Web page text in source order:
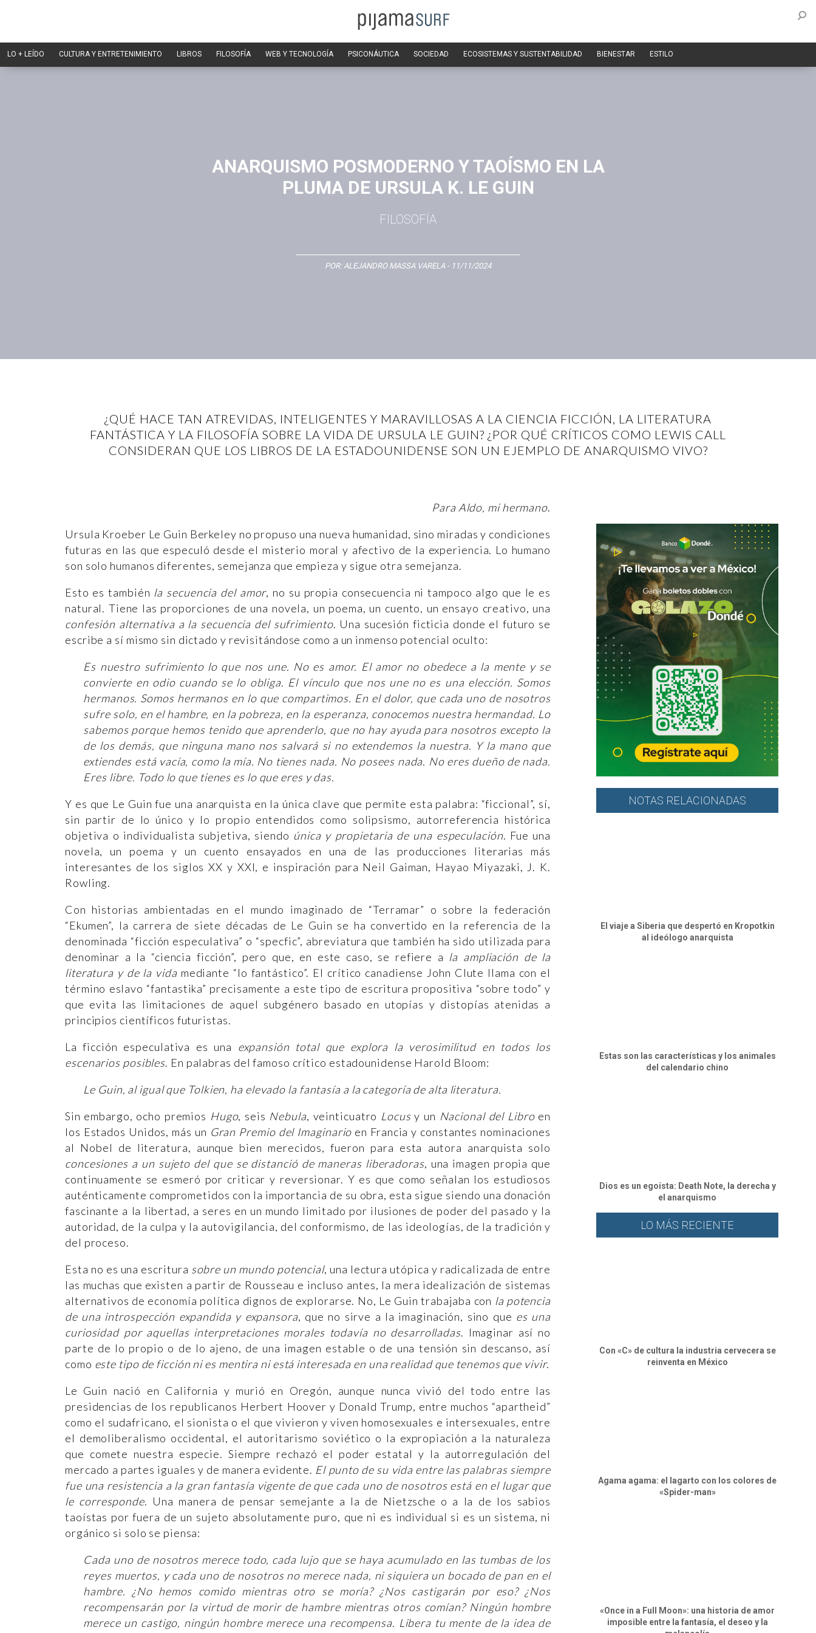
LO + LEÍDO CULTURA Y ENTRETENIMIENTO LIBROS FILOSOFÍA WEB Y TECNOLOGÍA PSICONÁUTICA SOCIEDAD ECOSISTEMAS Y SUSTENTABILIDAD BIENESTAR ESTILO
ANARQUISMO POSMODERNO Y TAOÍSMO EN LA
PLUMA DE URSULA K. LE GUIN
FILOSOFÍA
POR: ALEJANDRO MASSA VARELA- 11/11/2024
¿QUÉ HACE TAN ATREVIDAS, INTELIGENTES Y MARAVILLOSAS A LA CIENCIA FICCIÓN, LA LITERATURA
FANTÁSTICA Y LA FILOSOFÍA SOBRE LA VIDA DE URSULA LE GUIN? ¿POR QUÉ CRÍTICOS COMO LEWIS CALL
CONSIDERAN QUE LOS LIBROS DE LA ESTADOUNIDENSE SON UN EJEMPLO DE ANARQUISMO VIVO?
Para Aldo, mi hermano.
Ursula Kroeber Le Guin Berkeley no propuso una nueva humanidad, sino miradas y condiciones
futuras en las que especuló desde el misterio moral y afectivo de la experiencia. Lo humano
son solo humanos diferentes, semejanza que empieza y sigue otra semejanza.
Esto es también la secuencia del amor, no su propia consecuencia ni tampoco algo que le es
natural. Tiene las proporciones de una novela, un poema, un cuento, un ensayo creativo, una
confesión alternativa a la secuencia del sufrimiento. Una sucesión ficticia donde el futuro se
escribe a sí mismo sin dictado y revisitándose como a un inmenso potencial oculto:
Es nuestro sufrimiento lo que nos une. No es amor. El amor no obedece a la mente y se
convierte en odio cuando se lo obliga. El vínculo que nos une no es una elección. Somos
hermanos. Somos hermanos en lo que compartimos. En el dolor, que cada uno de nosotros
sufre solo, en el hambre, en la pobreza, en la esperanza, conocemos nuestra hermandad. Lo
sabemos porque hemos tenido que aprenderlo, que no hay ayuda para nosotros excepto la
de los demás, que ninguna mano nos salvará si no extendemos la nuestra. Y la mano que
extiendes está vacía, como la mía. No tienes nada. No posees nada. No eres dueño de nada.
Eres libre. Todo lo que tienes es lo que eres y das.
Y es que Le Guin fue una anarquista en la única clave que permite esta palabra: “ficcional”, sí,
sin partir de lo único y lo propio entendidos como solipsismo, autorreferencia histórica
objetiva o individualista subjetiva, siendo única y propietaria de una especulación. Fue una
novela, un poema y un cuento ensayados en una de las producciones literarias más
interesantes de los siglos XX y XXI, e inspiración para Neil Gaiman, Hayao Miyazaki, J. K.
Rowling.
Con historias ambientadas en el mundo imaginado de “Terramar” o sobre la federación
“Ekumen”, la carrera de siete décadas de Le Guin se ha convertido en la referencia de la
denominada “ficción especulativa” o “specfic”, abreviatura que también ha sido utilizada para
denominar a la “ciencia ficción”, pero que, en este caso, se refiere a la ampliación de la
literatura y de la vida mediante “lo fantástico”. El crítico canadiense John Clute llama con el
término eslavo “fantastika” precisamente a este tipo de escritura propositiva “sobre todo” y
que evita las limitaciones de aquel subgénero basado en utopías y distopías atenidas a
principios científicos futuristas.
La ficción especulativa es una expansión total que explora la verosimilitud en todos los
escenarios posibles. En palabras del famoso crítico estadounidense Harold Bloom:
Le Guin, al igual que Tolkien, ha elevado la fantasía a la categoría de alta literatura.
Sin embargo, ocho premios Hugo, seis Nebula, veinticuatro Locusy un Nacional del Libroen
los Estados Unidos, más un Gran Premio del Imaginario en Francia y constantes nominaciones
al Nobel de literatura, aunque bien merecidos, fueron para esta autora anarquista solo
concesiones a un sujeto del que se distanció de maneras liberadoras, una imagen propia que
continuamente se esmeró por criticar y reversionar. Y es que como señalan los estudiosos
auténticamente comprometidos con la importancia de su obra, esta sigue siendo una donación
fascinante a la libertad, a seres en un mundo limitado por ilusiones de poder del pasado y la
autoridad, de la culpa y la autovigilancia, del conformismo, de las ideologías, de la tradición y
del proceso.
Esta no es una escritura sobre un mundo potencial, una lectura utópica y radicalizada de entre
las muchas que existen a partir de Rousseau e incluso antes, la mera idealización de sistemas
alternativos de economía política dignos de explorarse. No, Le Guin trabajaba con la potencia
de una introspección expandida y expansora, que no sirve a la imaginación, sino que es una
curiosidad por aquellas interpretaciones morales todavía no desarrolladas. Imaginar así no
parte de lo propio o de lo ajeno, de una imagen estable o de una tensión sin descanso, así
como este tipo de ficción ni es mentira ni está interesada en una realidad que tenemos que vivir.
Le Guin nació en California y murió en Oregón, aunque nunca vivió del todo entre las
presidencias de los republicanos Herbert Hoover y Donald Trump, entre muchos “apartheid”
como el sudafricano, el sionista o el que vivieron y viven homosexuales e intersexuales, entre
el demoliberalismo occidental, el autoritarismo soviético o la expropiación a la naturaleza
que comete nuestra especie. Siempre rechazó el poder estatal y la autorregulación del
mercado a partes iguales y de manera evidente. El punto de su vida entre las palabras siempre
fue una resistencia a la gran fantasía vigente de que cada uno de nosotros está en el lugar que
le corresponde. Una manera de pensar semejante a la de Nietzsche o a la de los sabios
taoístas por fuera de un sujeto absolutamente puro, que ni es individual si es un sistema, ni
orgánico si solo se piensa:
Cada uno de nosotros merece todo, cada lujo que se haya acumulado en las tumbas de los
reyes muertos, y cada uno de nosotros no merece nada, ni siquiera un bocado de pan en el
hambre. ¿No hemos comido mientras otro se moría? ¿Nos castigarán por eso? ¿Nos
recompensarán por la virtud de morir de hambre mientras otros comían? Ningún hombre
merece un castigo, ningún hombre merece una recompensa. Libera tu mente de la idea de
NOTAS RELACIONADAS
El viaje a Siberia que despertó en Kropotkin
al ideólogo anarquista
Estas son las características y los animales
del calendario chino
Dios es un egoísta: Death Note, la derecha y
el anarquismo
LO MÁS RECIENTE
Con «C» de cultura la industria cervecera se
reinventa en México
Agama agama: el lagarto con los colores de
«Spider-man»
«Once in a Full Moon»: una historia de amor
imposible entre la fantasía, el deseo y la